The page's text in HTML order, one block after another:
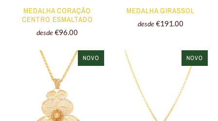
MEDALHA CORAÇÃO
CENTRO ESMALTADO
desde €96.00
MEDALHA GIRASSOL
desde €191.00
NOVO NOVO